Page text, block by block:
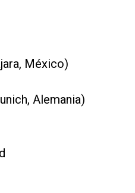
México)
Alemania)